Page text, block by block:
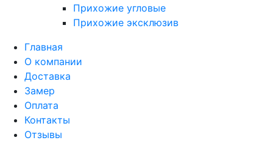
Прихожие угловые
Прихожие эксклюзив
Главная
О компании
Доставка
Замер
Оплата
Контакты
Отзывы